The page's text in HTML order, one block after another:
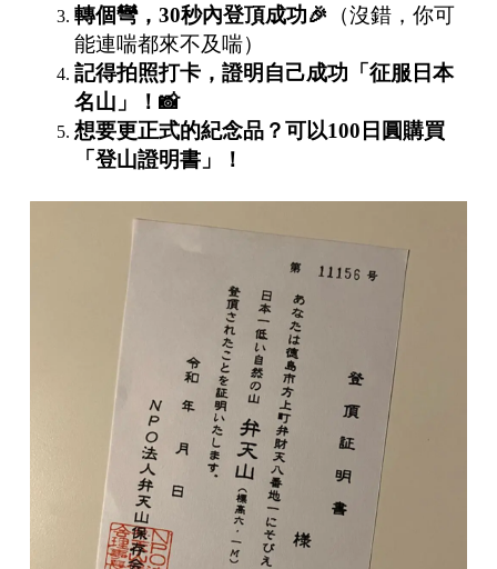
轉個彎， 30秒內登頂成功🎉 （沒錯，你可
能連喘都來不及喘）
記得拍照打卡，證明自己成功「征服日本
名山」！ 📸
想要更正式的紀念品？可以100日圓購買
「登山證明書」！